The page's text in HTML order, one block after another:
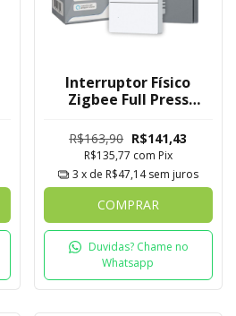
Interruptor Físico
Zigbee Full Press
Botões
R$163,90 R$141,43
R$135,77 com Pix
3 x de R$47,14 sem juros
COMPRAR
Duvidas? Chame no
Whatsapp